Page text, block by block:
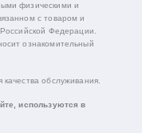
физическими и
с товаром и
Федерации.
ознакомительный
обслуживания.
используются в